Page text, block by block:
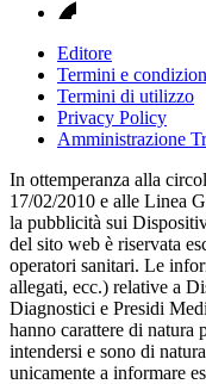
Editore
Termini e
Termini di utilizzo
Privacy Policy
Amministrazione
In ottemperanza alla
17/02/2010 e alle Linea
la pubblicità sui
del sito web è riservata
operatori sanitari. Le
allegati, ecc.) relative a
Diagnostici e Presidi
hanno carattere di
intendersi e sono di
unicamente a informare